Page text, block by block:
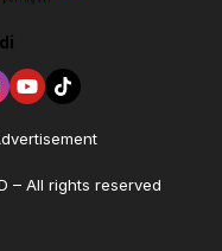
– All rights reserved